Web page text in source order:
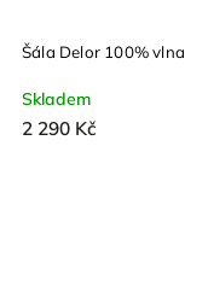
Šála Delor 100% vlna
Skladem
2 290 Kč